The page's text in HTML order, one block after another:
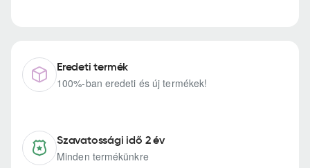
Eredeti termék
100%-ban eredeti és új termékek!
Szavatossági idő 2 év
Minden termékünkre